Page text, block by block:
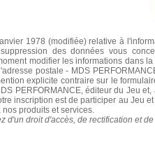
1978 (modifiée) relative à
des données vous
modifier les informations dans
postale - MDS
explicite contraire sur le
PERFORMANCE, éditeur du Jeu
inscription est de participer au Jeu
produits et services.
d'un droit d'accès, de rectification et